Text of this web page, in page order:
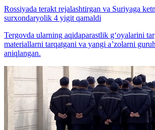
Rossiyada terakt rejalashtirgan va Suriyaga
surxondaryolik 4 yigit qamaldi
Tergovda ularning aqidaparastlik g‘oyalarini
materiallarni tarqatgani va yangi a’zolarni
aniqlangan.